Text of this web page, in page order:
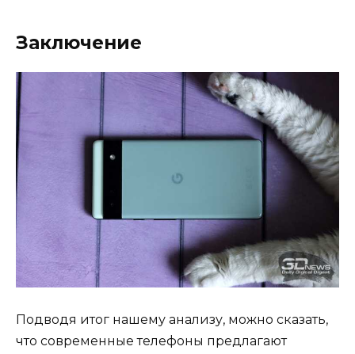
Заключение
Подводя итог нашему анализу, можно сказать,
что современные телефоны предлагают